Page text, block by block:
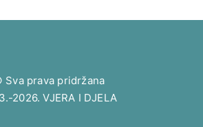
Sva prava pridržana
2026. VJERA I DJELA